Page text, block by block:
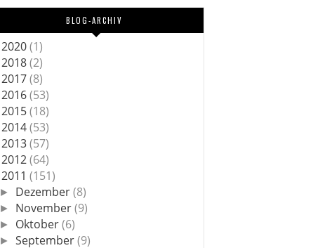
BLOG-ARCHIV
2020(1)
2018(2)
2017(8)
2016(53)
2015(18)
2014(53)
2013(57)
2012(64)
2011(151)
► Dezember(8)
► November(9)
► Oktober(6)
► September(9)